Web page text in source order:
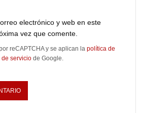
electrónico y web en este
vez que comente.
reCAPTCHA y se aplican la política de
de servicio de Google.